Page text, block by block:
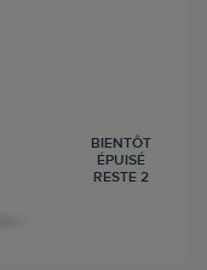
BIENTÔT
ÉPUISÉ
RESTE 2